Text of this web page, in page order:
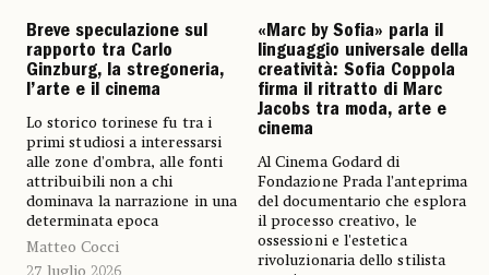
Breve speculazione sul
rapporto tra Carlo
Ginzburg, la stregoneria,
l’arte e il cinema
Lo storico torinese fu tra i
primi studiosi a interessarsi
alle zone d’ombra, alle fonti
attribuibili non a chi
dominava la narrazione in una
determinata epoca
Matteo Cocci
«Marc by Sofia» parla il
linguaggio universale della
creatività: Sofia Coppola
firma il ritratto di Marc
Jacobs tra moda, arte e
cinema
Al Cinema Godard di
Fondazione Prada l’anteprima
del documentario che esplora
il processo creativo, le
ossessioni e l'estetica
rivoluzionaria dello stilista